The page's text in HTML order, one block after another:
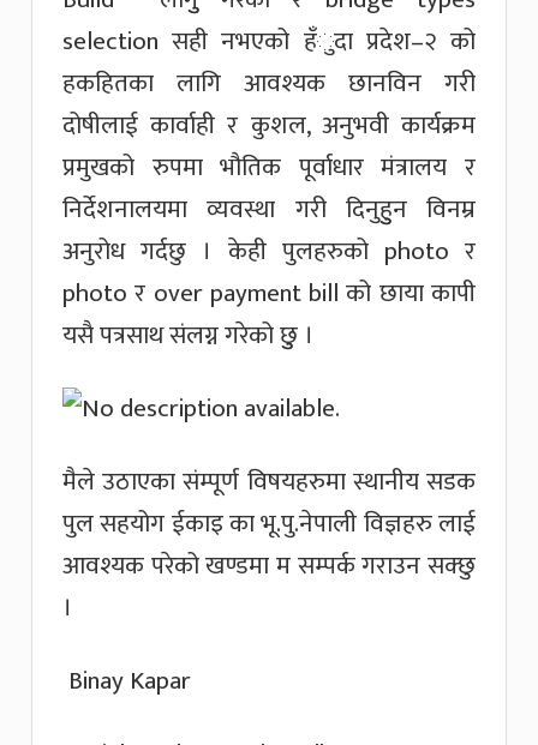
selection सही नभएको हँुदा प्रदेश–२ को
हकहितका लागि आवश्यक छानविन गरी
दोषीलाई कार्वाही र कुशल, अनुभवी कार्यक्रम
प्रमुखको रुपमा भौतिक पूर्वाधार मंत्रालय र
निर्देशनालयमा व्यवस्था गरी दिनुहुुन विनम्र
अनुरोध गर्दछु । केही पुलहरुको photo र
photo र over payment bill को छाया कापी
यसै पत्रसाथ संलग्न गरेको छुु ।
मैले उठाएका संम्पूर्ण विषयहरुमा स्थानीय सडक
पुल सहयोग ईकाइ का भू.पु.नेपाली विज्ञहरु लाई
आवश्यक परेको खण्डमा म सम्पर्क गराउन सक्छु
।
Binay Kapar